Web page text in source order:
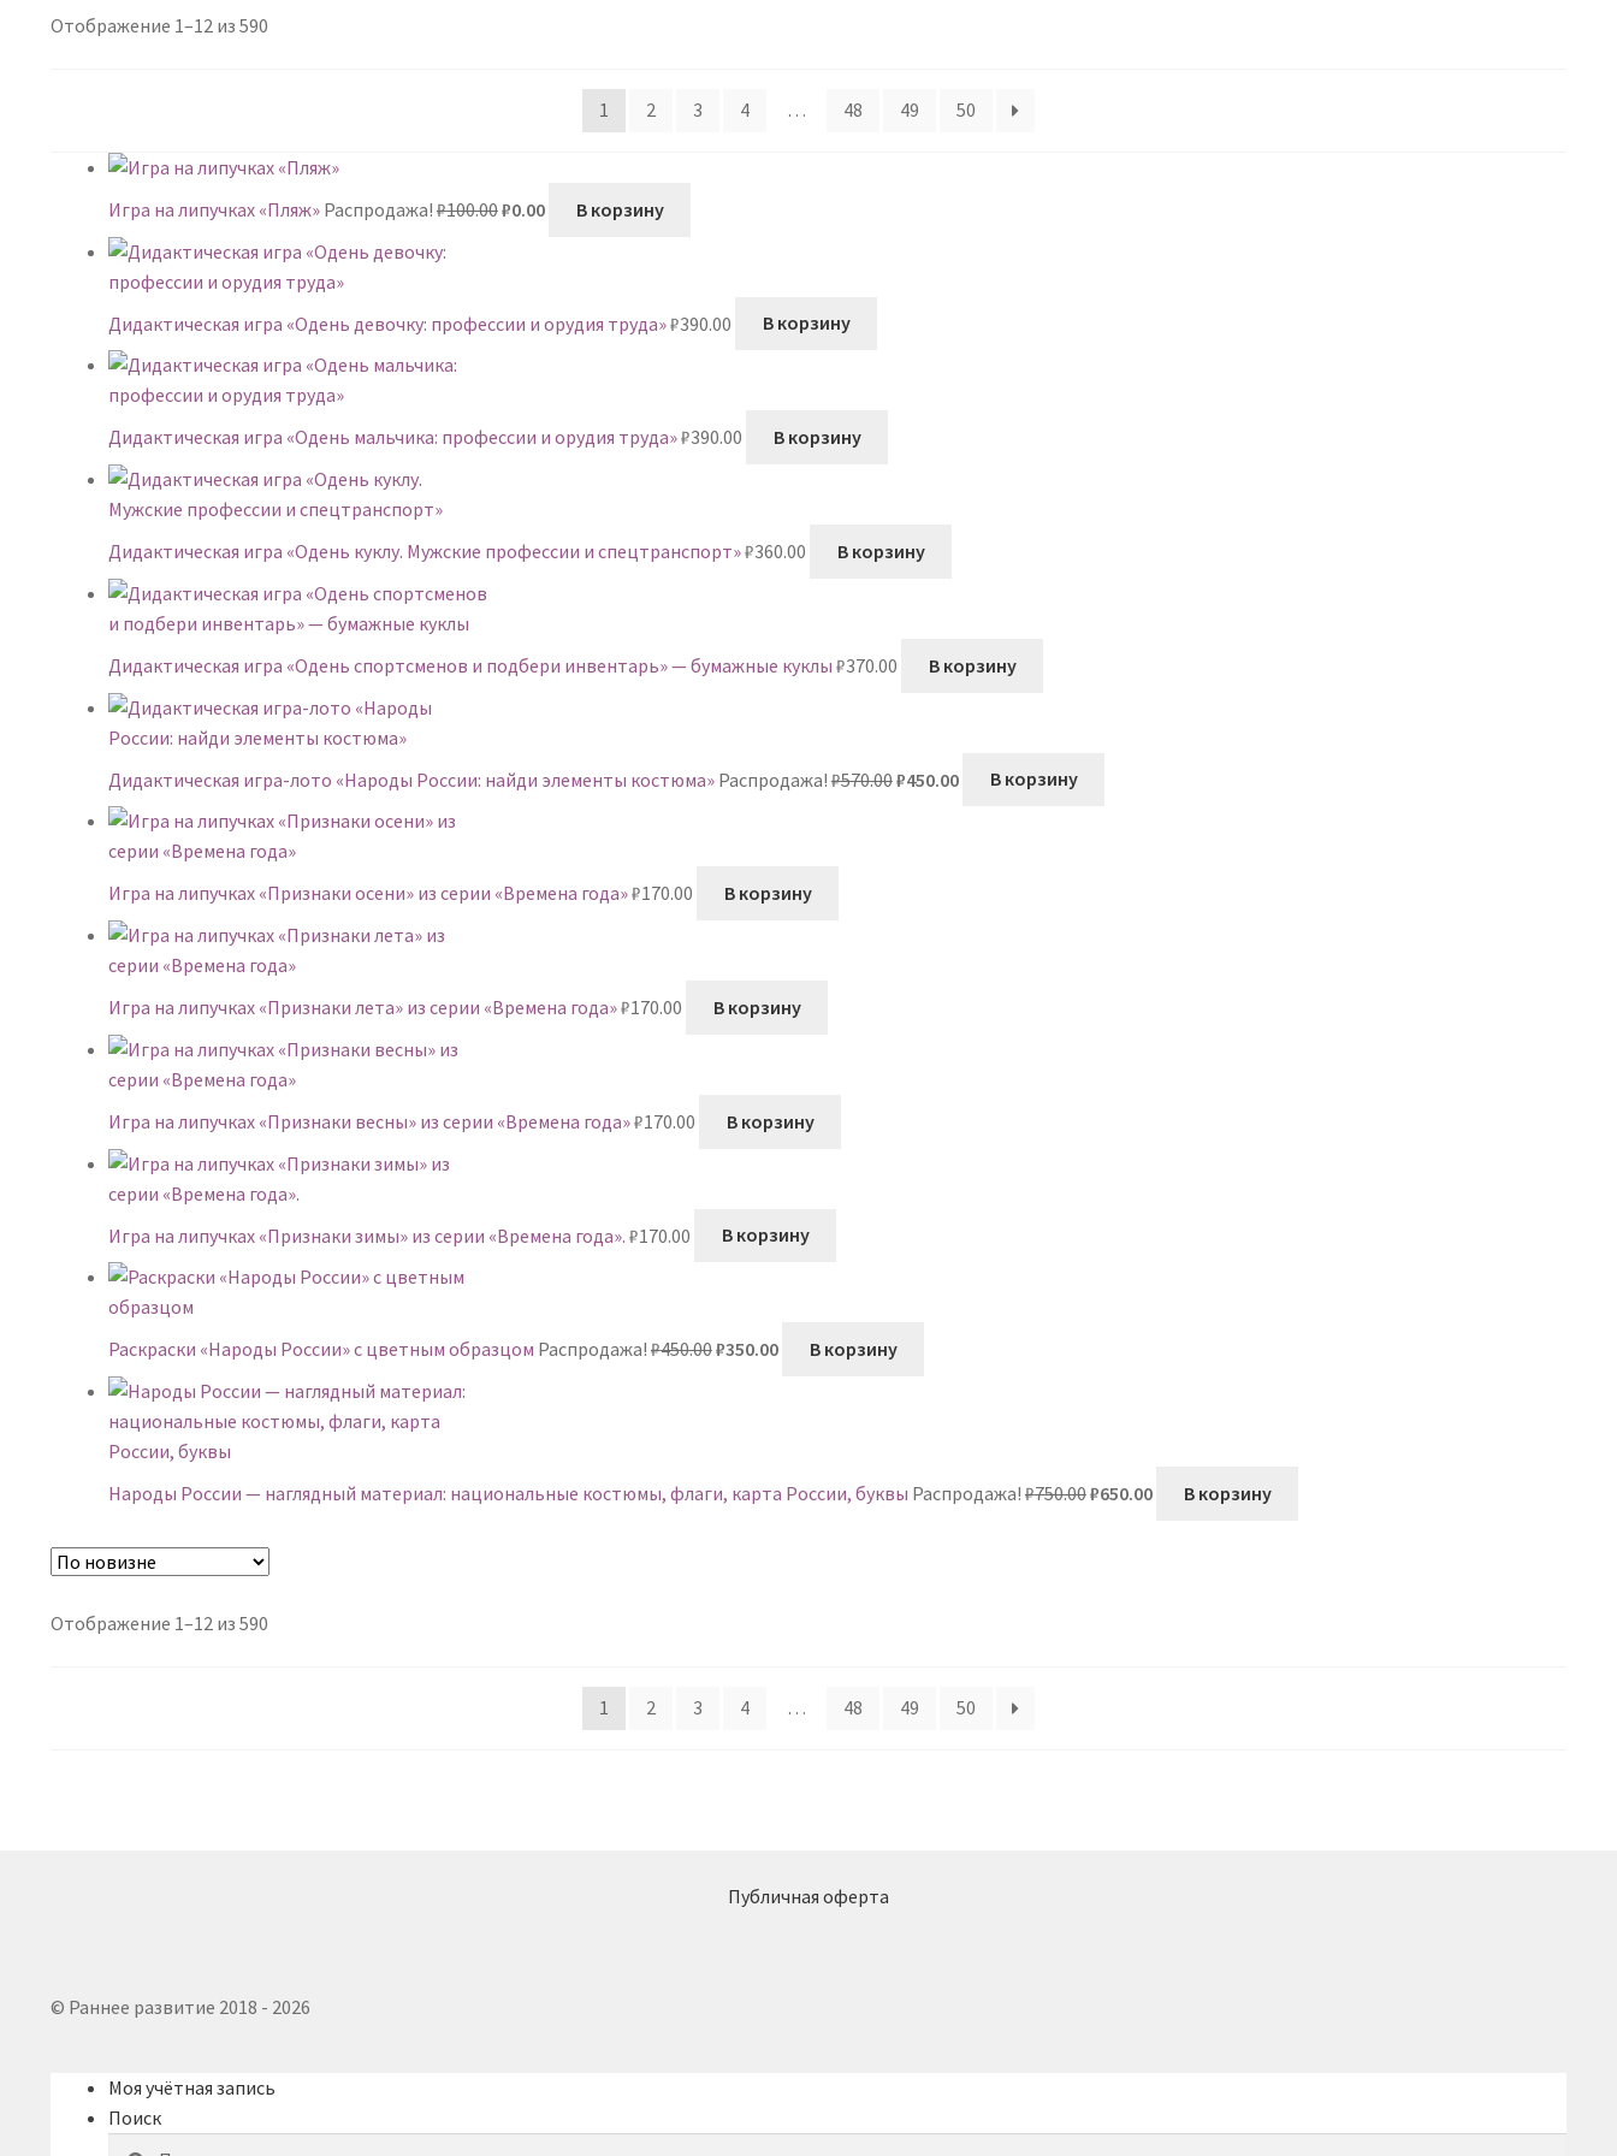
Отображение 1–12 из 590Сортировка:
1
2 3 4 … 48 49 50
Игра на липучках «Пляж» Распродажа! ₽100.00₽0.00 В корзину
Дидактическая игра «Одень девочку: профессии и орудия труда»₽390.00 В корзину
Дидактическая игра «Одень мальчика: профессии и орудия труда»₽390.00 В корзину
Дидактическая игра «Одень куклу. Мужские профессии и спецтранспорт»₽360.00 В корзину
Дидактическая игра «Одень спортсменов и подбери инвентарь» — бумажные куклы ₽370.00 В корзину
Дидактическая игра-лото «Народы России: найди элементы костюма» Распродажа! ₽570.00₽450.00 В корзину
Игра на липучках «Признаки осени» из серии «Времена года»₽170.00 В корзину
Игра на липучках «Признаки лета» из серии «Времена года»₽170.00 В корзину
Игра на липучках «Признаки весны» из серии «Времена года»₽170.00 В корзину
Игра на липучках «Признаки зимы» из серии «Времена года». ₽170.00 В корзину
Раскраски «Народы России» с цветным образцом Распродажа! ₽450.00₽350.00 В корзину
Народы России — наглядный материал: национальные костюмы, флаги, карта России, буквы Распродажа! ₽750.00₽650.00 В корзину
Отображение 1–12 из 590Сортировка:
1
2 3 4 … 48 49 50
Публичная оферта
© Раннее развитие 2018 - 2026
Моя учётная запись
Поиск